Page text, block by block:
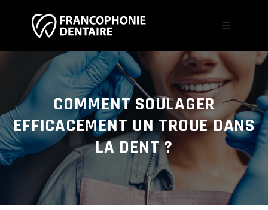
COMMENT SOULAGER
EFFICACEMENT UN TROUE DANS
LA DENT ?